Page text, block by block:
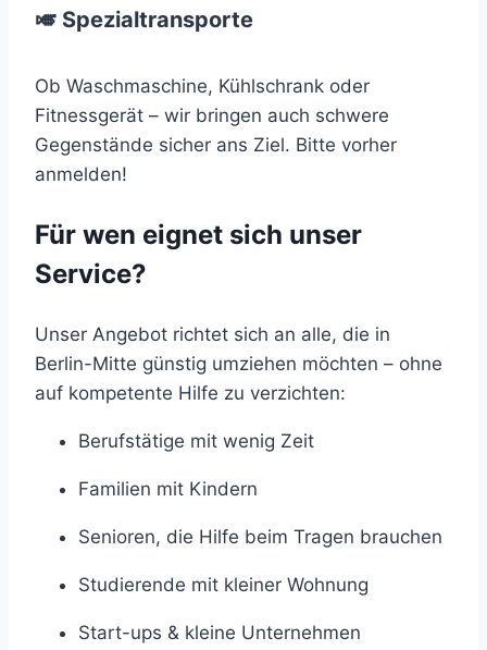
🎺 Spezialtransporte
Ob Waschmaschine, Kühlschrank oder
Fitnessgerät – wir bringen auch schwere
Gegenstände sicher ans Ziel. Bitte vorher
anmelden!
Für wen eignet sich unser
Service?
Unser Angebot richtet sich an alle, die in
Berlin-Mitte günstig umziehen möchten – ohne
auf kompetente Hilfe zu verzichten:
Berufstätige mit wenig Zeit
Familien mit Kindern
Senioren, die Hilfe beim Tragen brauchen
Studierende mit kleiner Wohnung
Start-ups & kleine Unternehmen